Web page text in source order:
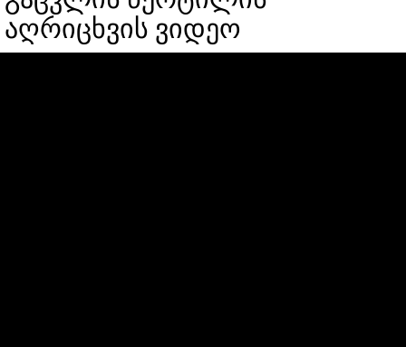
აღრიცხვის ვიდეო